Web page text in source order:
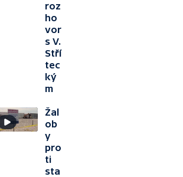
roz
ho
vor
s V.
Stří
tec
ký
m
Žal
ob
y
pro
ti
sta